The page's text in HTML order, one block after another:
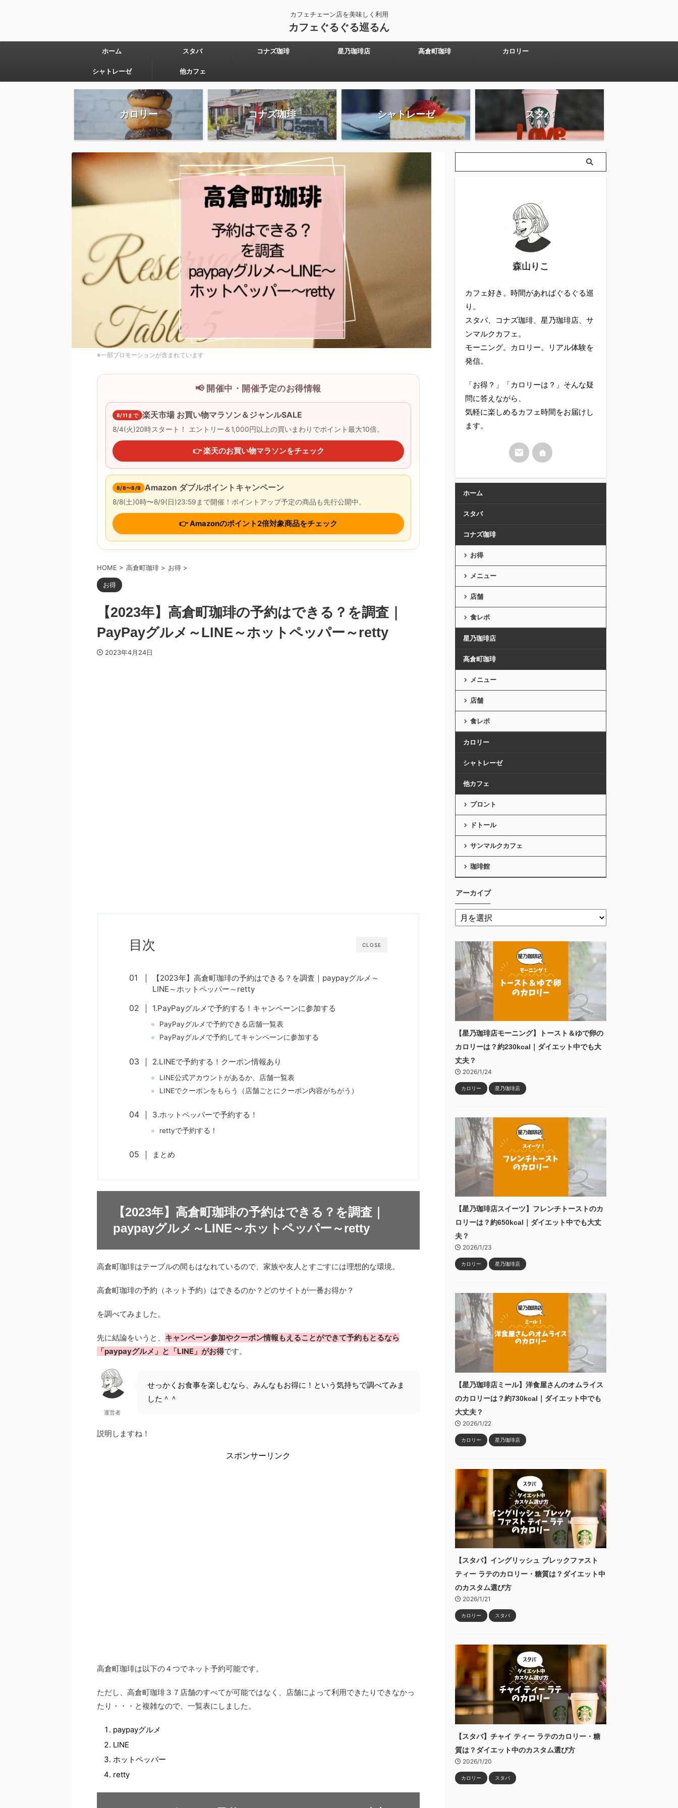
カフェチェーン店を美味しく利用
カフェぐるぐる巡るん
ホーム スタバ コナズ珈琲 星乃珈琲店 高倉町珈琲 カロリー
シャトレーゼ 他カフェ
カロリー コナズ珈琲 シャトレーゼ スタバ
※一部プロモーションが含まれています
📢 開催中・開催予定のお得情報
8/11まで 楽天市場 お買い物マラソン＆ジャンルSALE
8/4(火)20時スタート！ エントリー＆1,000円以上の買いまわりでポイント最大10倍。
👉 楽天のお買い物マラソンをチェック
8/8〜8/9 Amazon ダブルポイントキャンペーン
8/8(土)0時〜8/9(日)23:59まで開催！ポイントアップ予定の商品も先行公開中。
👉 Amazonのポイント2倍対象商品をチェック
HOME > 高倉町珈琲 > お得 >
お得
【2023年】高倉町珈琲の予約はできる？を調査｜
PayPayグルメ～LINE～ホットペッパー～retty
2023年4月24日
CLOSE
目次
【2023年】高倉町珈琲の予約はできる？を調査｜paypayグルメ～
LINE～ホットペッパー～retty
1.PayPayグルメで予約する！キャンペーンに参加する
PayPayグルメで予約できる店舗一覧表
PayPayグルメで予約してキャンペーンに参加する
2.LINEで予約する！クーポン情報あり
LINE公式アカウントがあるか、店舗一覧表
LINEでクーポンをもらう（店舗ごとにクーポン内容がちがう）
3.ホットペッパーで予約する！
rettyで予約する！
まとめ
【2023年】高倉町珈琲の予約はできる？を調査｜
paypayグルメ～LINE～ホットペッパー～retty
高倉町珈琲はテーブルの間もはなれているので、家族や友人とすごすには理想的な環境。
高倉町珈琲の予約（ネット予約）はできるのか？どのサイトが一番お得か？
を調べてみました。
先に結論をいうと、 キャンペーン参加やクーポン情報もえることができて予約もとるなら
「paypayグルメ」と「LINE」がお得です。
運営者
せっかくお食事を楽しむなら、みんなもお得に！という気持ちで調べてみま
した＾＾
説明しますね！
スポンサーリンク
高倉町珈琲は以下の４つでネット予約可能です。
ただし、高倉町珈琲３７店舗のすべてが可能ではなく、店舗によって利用できたりできなかっ
たり・・・と複雑なので、一覧表にしました。
paypayグルメ
LINE
ホットペッパー
retty
森山りこ
カフェ好き。時間があればぐるぐる巡
り。
スタバ、コナズ珈琲、星乃珈琲店、サ
ンマルクカフェ。
モーニング。カロリー。リアル体験を
発信。
「お得？」「カロリーは？」そんな疑
問に答えながら、
気軽に楽しめるカフェ時間をお届けし
ます。
ホーム
スタバ
コナズ珈琲
お得
メニュー
店舗
食レポ
星乃珈琲店
高倉町珈琲
メニュー
店舗
食レポ
カロリー
シャトレーゼ
他カフェ
プロント
ドトール
サンマルクカフェ
珈琲館
アーカイブ
【星乃珈琲店モーニング】トースト＆ゆで卵の
カロリーは？約230kcal｜ダイエット中でも大
丈夫？
2026/1/24
カロリー 星乃珈琲店
【星乃珈琲店スイーツ】フレンチトーストのカ
ロリーは？約650kcal｜ダイエット中でも大丈
夫？
2026/1/23
カロリー 星乃珈琲店
【星乃珈琲店ミール】洋食屋さんのオムライス
のカロリーは？約730kcal｜ダイエット中でも
大丈夫？
2026/1/22
カロリー 星乃珈琲店
【スタバ】イングリッシュ ブレックファスト
ティー ラテのカロリー・糖質は？ダイエット中
のカスタム選び方
2026/1/21
カロリー スタバ
【スタバ】チャイ ティー ラテのカロリー・糖
質は？ダイエット中のカスタム選び方
2026/1/20
カロリー スタバ